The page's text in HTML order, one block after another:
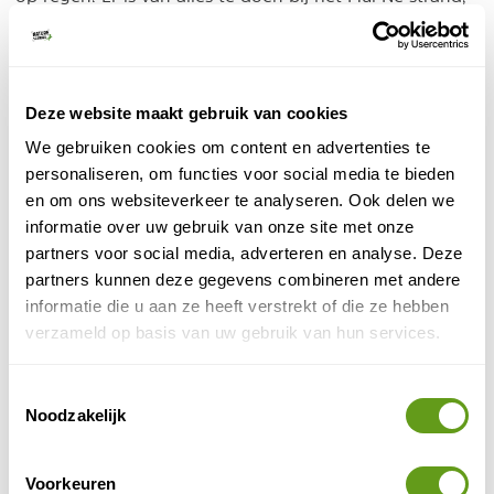
Deze website maakt gebruik van cookies
We gebruiken cookies om content en advertenties te
personaliseren, om functies voor social media te bieden
en om ons websiteverkeer te analyseren. Ook delen we
informatie over uw gebruik van onze site met onze
partners voor social media, adverteren en analyse. Deze
partners kunnen deze gegevens combineren met andere
informatie die u aan ze heeft verstrekt of die ze hebben
verzameld op basis van uw gebruik van hun services.
Noodzakelijk
Voorkeuren
van actieve watersporten tot strandmassages en
vliegerwedstrijden. Ook in de avonduren is het een
hotels met een eigen strand. Een verblijf in Mui Ne kan
je boeken als bouwsteen bijRiksja Vietnamof als
strandpakket bij333Travel.
PANGEA Travel - Verrassend Vietnam
Individuele reis
Tijdens deze individuele rondreis door Vietnam
word je begeleid door Engelssprekende
privégidsen. Alle genoemde excursies zijn